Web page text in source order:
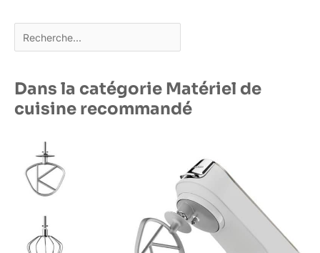
Rechercher
Dans la catégorie Matériel de
cuisine recommandé